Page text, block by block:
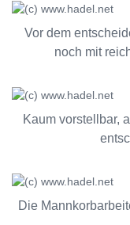
Vor dem
noch mit
Kaum vorstellbar,
Die